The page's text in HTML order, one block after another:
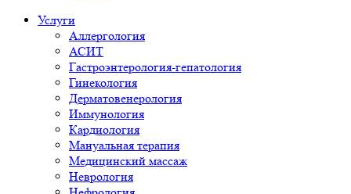
Услуги
Аллергология
АСИТ
Гастроэнтерология-гепатология
Гинекология
Дерматовенерология
Иммунология
Кардиология
Мануальная терапия
Медицинский массаж
Неврология